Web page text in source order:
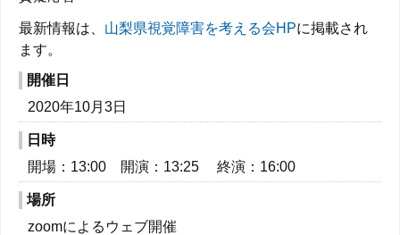
最新情報は、 山梨県視覚障害を考える会HPに掲載され
ます。
開催日
2020年10月3日
日時
開場：13:00 開演：13:25 終演：16:00
場所
zoomによるウェブ開催